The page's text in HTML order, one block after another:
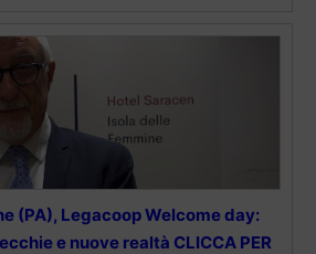
(PA), Legacoop Welcome day:
e nuove realtà CLICCA PER